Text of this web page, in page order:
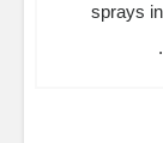
sprays